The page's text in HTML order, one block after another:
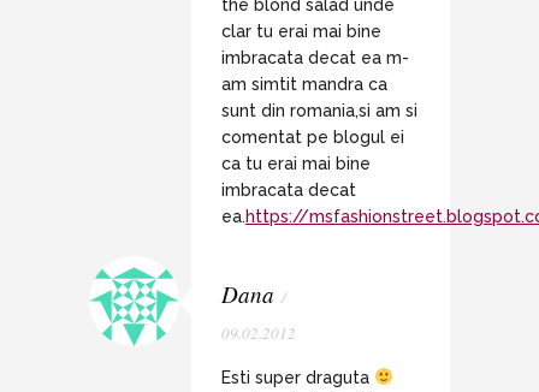
the blond salad unde
clar tu erai mai bine
imbracata decat ea m-
am simtit mandra ca
sunt din romania,si am si
comentat pe blogul ei
ca tu erai mai bine
imbracata decat
ea.https://
Dana /
09.02.2012
Esti super draguta